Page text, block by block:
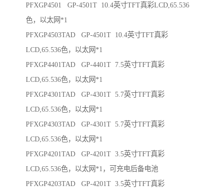
PFXGP4501 GP-4501T 10.4英寸TFT真彩LCD,65.536
色，以太网*1
PFXGP4503TAD GP-4501T 10.4英寸TFT真彩
LCD,65.536色，以太网*1
PFXGP4401TAD GP-4401T 7.5英寸TFT真彩
LCD,65.536色，以太网*1
PFXGP4301TAD GP-4301T 5.7英寸TFT真彩
LCD,65.536色，以太网*1
PFXGP4303TAD GP-4301T 5.7英寸TFT真彩
LCD,65.536色，以太网*1
PFXGP4201TAD GP-4201T 3.5英寸TFT真彩
LCD,65.536色，以太网*1，可充电后备电池
PFXGP4203TAD GP-4201T 3.5英寸TFT真彩